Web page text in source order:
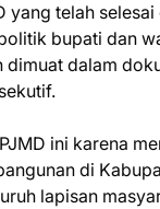
yang telah
bupati dan
dalam
ini karena
di
lapisan